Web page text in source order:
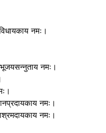
नमः।
नमः।
नमः।
नमः।